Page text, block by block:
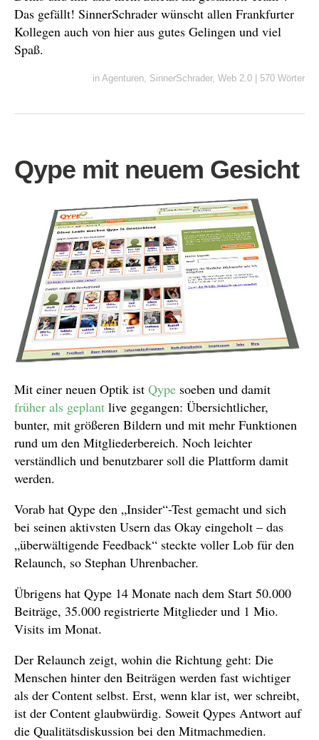
Das gefällt! SinnerSchrader wünscht allen Frankfurter
Kollegen auch von hier aus gutes Gelingen und viel
Spaß.
in Agenturen, SinnerSchrader, Web 2.0 570 Wörter
Qype mit neuem Gesicht
Mit einer neuen Optik ist Qype soeben und damit
früher als geplant live gegangen: Übersichtlicher,
bunter, mit größeren Bildern und mit mehr Funktionen
rund um den Mitgliederbereich. Noch leichter
verständlich und benutzbarer soll die Plattform damit
werden.
Vorab hat Qype den „Insider“-Test gemacht und sich
bei seinen aktivsten Usern das Okay eingeholt – das
„überwältigende Feedback“ steckte voller Lob für den
Relaunch, so Stephan Uhrenbacher.
Übrigens hat Qype 14 Monate nach dem Start 50.000
Beiträge, 35.000 registrierte Mitglieder und 1 Mio.
Visits im Monat.
Der Relaunch zeigt, wohin die Richtung geht: Die
Menschen hinter den Beiträgen werden fast wichtiger
als der Content selbst. Erst, wenn klar ist, wer schreibt,
ist der Content glaubwürdig. Soweit Qypes Antwort auf
die Qualitätsdiskussion bei den Mitmachmedien.